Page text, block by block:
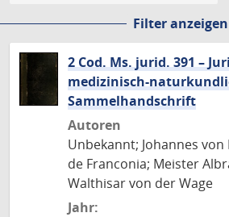
Filter anzeigen
2 Cod. Ms. jurid. 391 –
medizinisch-
Sammelhandschrift
Autoren
Unbekannt; Johannes
de Franconia; Meister
Walthisar von der Wage
Jahr: